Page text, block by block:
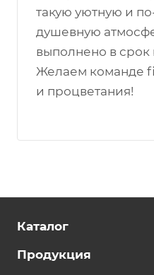
такую уютную и
душевную
выполнено в срок
Желаем команде
и процветания!
Каталог
Продукция